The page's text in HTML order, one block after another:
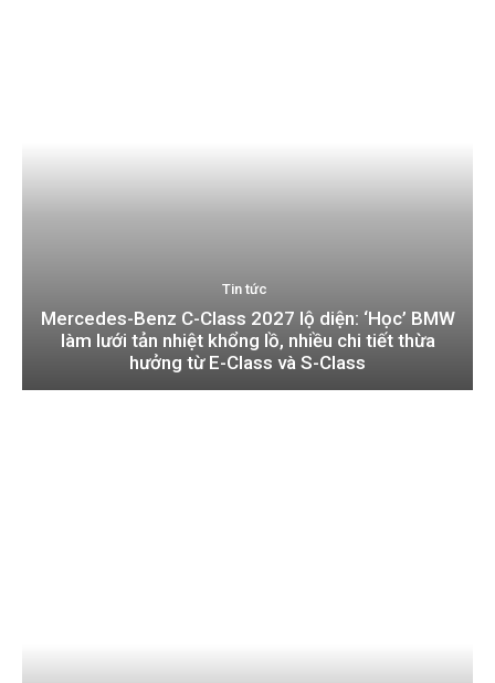
Tin tức
Mercedes-Benz C-Class 2027 lộ diện: ‘Học’ BMW
làm lưới tản nhiệt khổng lồ, nhiều chi tiết thừa
hưởng từ E-Class và S-Class